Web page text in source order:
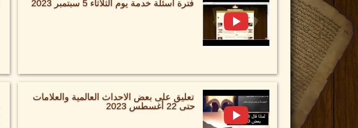
فترة اسئلة خدمة يوم الثلاثاء 5 سبتمبر 2023
تعليق على بعض الاحداث العالمية والعلامات
حتى 22 أغسطس 2023